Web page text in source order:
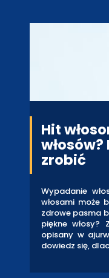
Hit
zrobić
Wypadanie
włosami może
zdrowe pasma
piękne włosy?
opisany w
dowiedz się,